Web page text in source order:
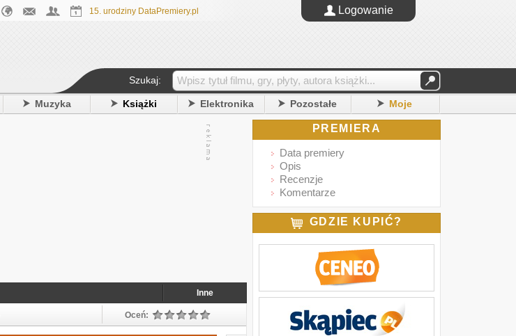
15. urodziny DataPremiery.pl Logowanie
Szukaj:
Muzyka Książki Elektronika Pozostałe Moje
Inne
Oceń:
PREMIERA
Data premiery
Opis
Recenzje
Komentarze
GDZIE KUPIĆ?